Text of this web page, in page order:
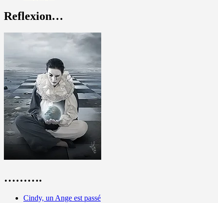
Reflexion…
……….
Cindy, un Ange est passé